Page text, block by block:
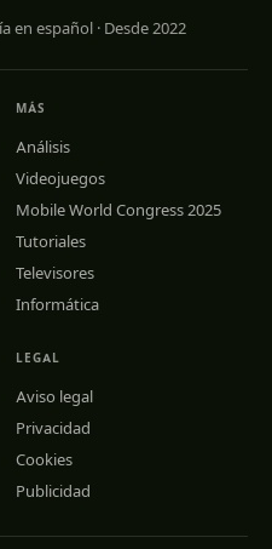
español · Desde 2022
MÁS
Análisis
Videojuegos
Mobile World Congress 2025
Tutoriales
Televisores
Informática
LEGAL
Aviso legal
Privacidad
Cookies
Publicidad